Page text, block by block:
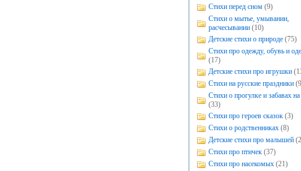
Стихи перед сном (9)
Стихи о мытье, умывании,
расчесывании (10)
Детские стихи о природе (75)
Стихи про одежду, обувь и
(17)
Детские стихи про игрушки
Стихи на русские праздники
Стихи о прогулке и забавах
(33)
Стихи про героев сказок (3)
Стихи о родственниках (8)
Детские стихи про малышей
Стихи про птичек (37)
Стихи про насекомых (21)